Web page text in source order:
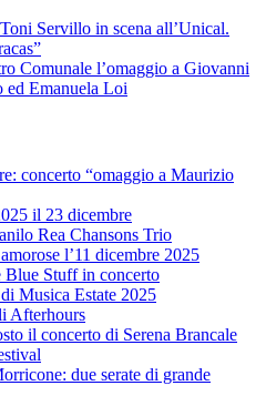
Servillo in scena all’Unical.
Comunale l’omaggio a Giovanni
ed Emanuela Loi
concerto “omaggio a Maurizio
il 23 dicembre
Rea Chansons Trio
l’11 dicembre 2025
Blue Stuff in concerto
Musica Estate 2025
Afterhours
il concerto di Serena Brancale
due serate di grande